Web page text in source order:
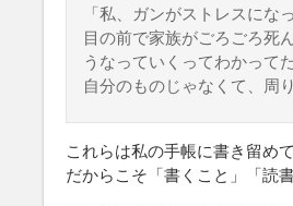
「私、ガンがストレスにな
目の前で家族がごろごろ死
うなっていくってわかって
自分のものじゃなくて、周
これらは私の手帳に書き留め
だからこそ「書くこと」「読